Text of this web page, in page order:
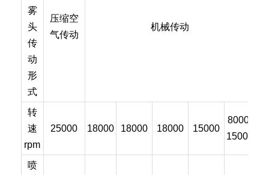
雾
头
传
动
形
式
压缩空
气传动
机械传动
转
速
rpm
25000 18000 18000 18000 15000
8000-
15000
喷